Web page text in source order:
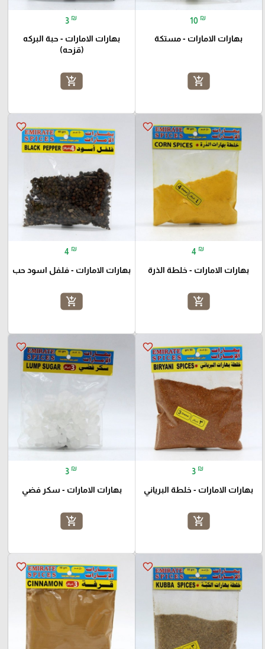
10 ₪
بهارات الامارات - مستكة
add_shopping_cart
3 ₪
بهارات الامارات - حبة البركه
(قزحه)
add_shopping_cart
favorite_border
4 ₪
بهارات الامارات - خلطة الذرة
add_shopping_cart
favorite_border
4 ₪
بهارات الامارات - فلفل اسود حب
add_shopping_cart
favorite_border
3 ₪
بهارات الامارات - خلطة البرياني
add_shopping_cart
favorite_border
3 ₪
بهارات الامارات - سكر فضي
add_shopping_cart
favorite_border
favorite_border